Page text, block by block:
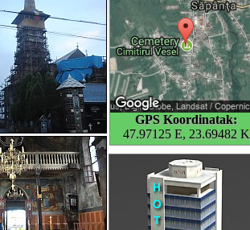
GPS Koordinatak:
47.97125 E, 23.69482 K